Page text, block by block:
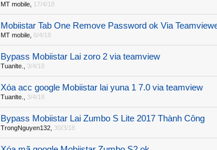
MT mobile 17/4/18
Mobiistar Tab One Remove Password ok Via
MT mobile 6/4/18
Bypass Mobiistar Lai zoro 2 via teamview
Tuanlte. 3/4/18
Xóa acc google Mobiistar lai yuna 1 7.0 via teamview
Tuanlte. 3/4/18
Bypass Mobiistar Lai Zumbo S Lite 2017 Thành Công
TrongNguyen132 30/3/18